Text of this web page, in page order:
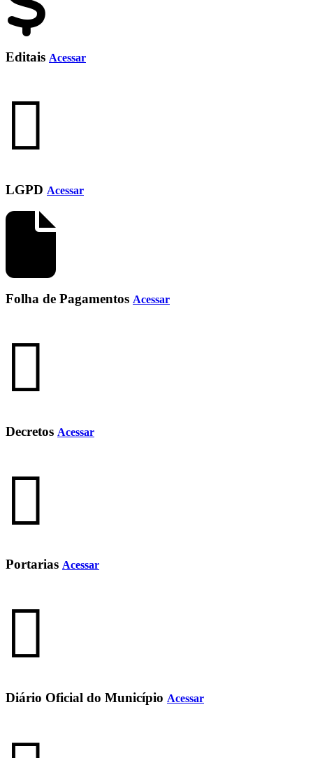
Editais Acessar
LGPD Acessar
Folha de Pagamentos Acessar
Decretos Acessar
Portarias Acessar
Diário Oficial do Município Acessar